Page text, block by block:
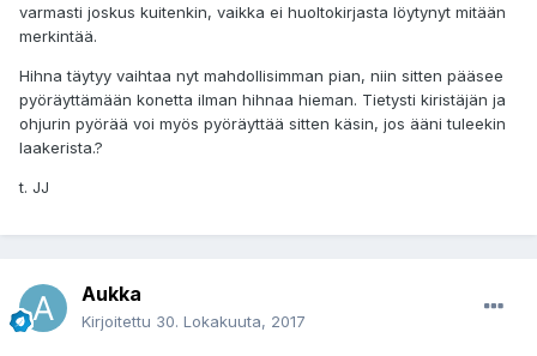
varmasti joskus kuitenkin, vaikka ei huoltokirjasta löytynyt mitään
merkintää.
Hihna täytyy vaihtaa nyt mahdollisimman pian, niin sitten pääsee
pyöräyttämään konetta ilman hihnaa hieman. Tietysti kiristäjän ja
ohjurin pyörää voi myös pyöräyttää sitten käsin, jos ääni tuleekin
laakerista.?
t. JJ
Aukka
Kirjoitettu 30. Lokakuuta, 2017